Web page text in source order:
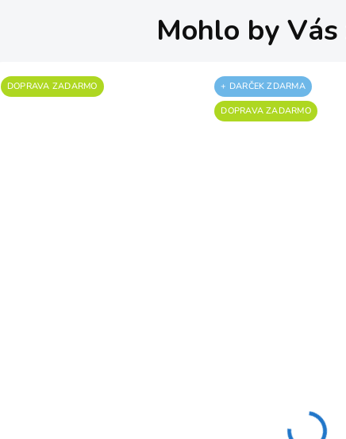
Mohlo by
DOPRAVA ZADARMO + DARČEK ZDARMA
DOPRAVA ZADARMO